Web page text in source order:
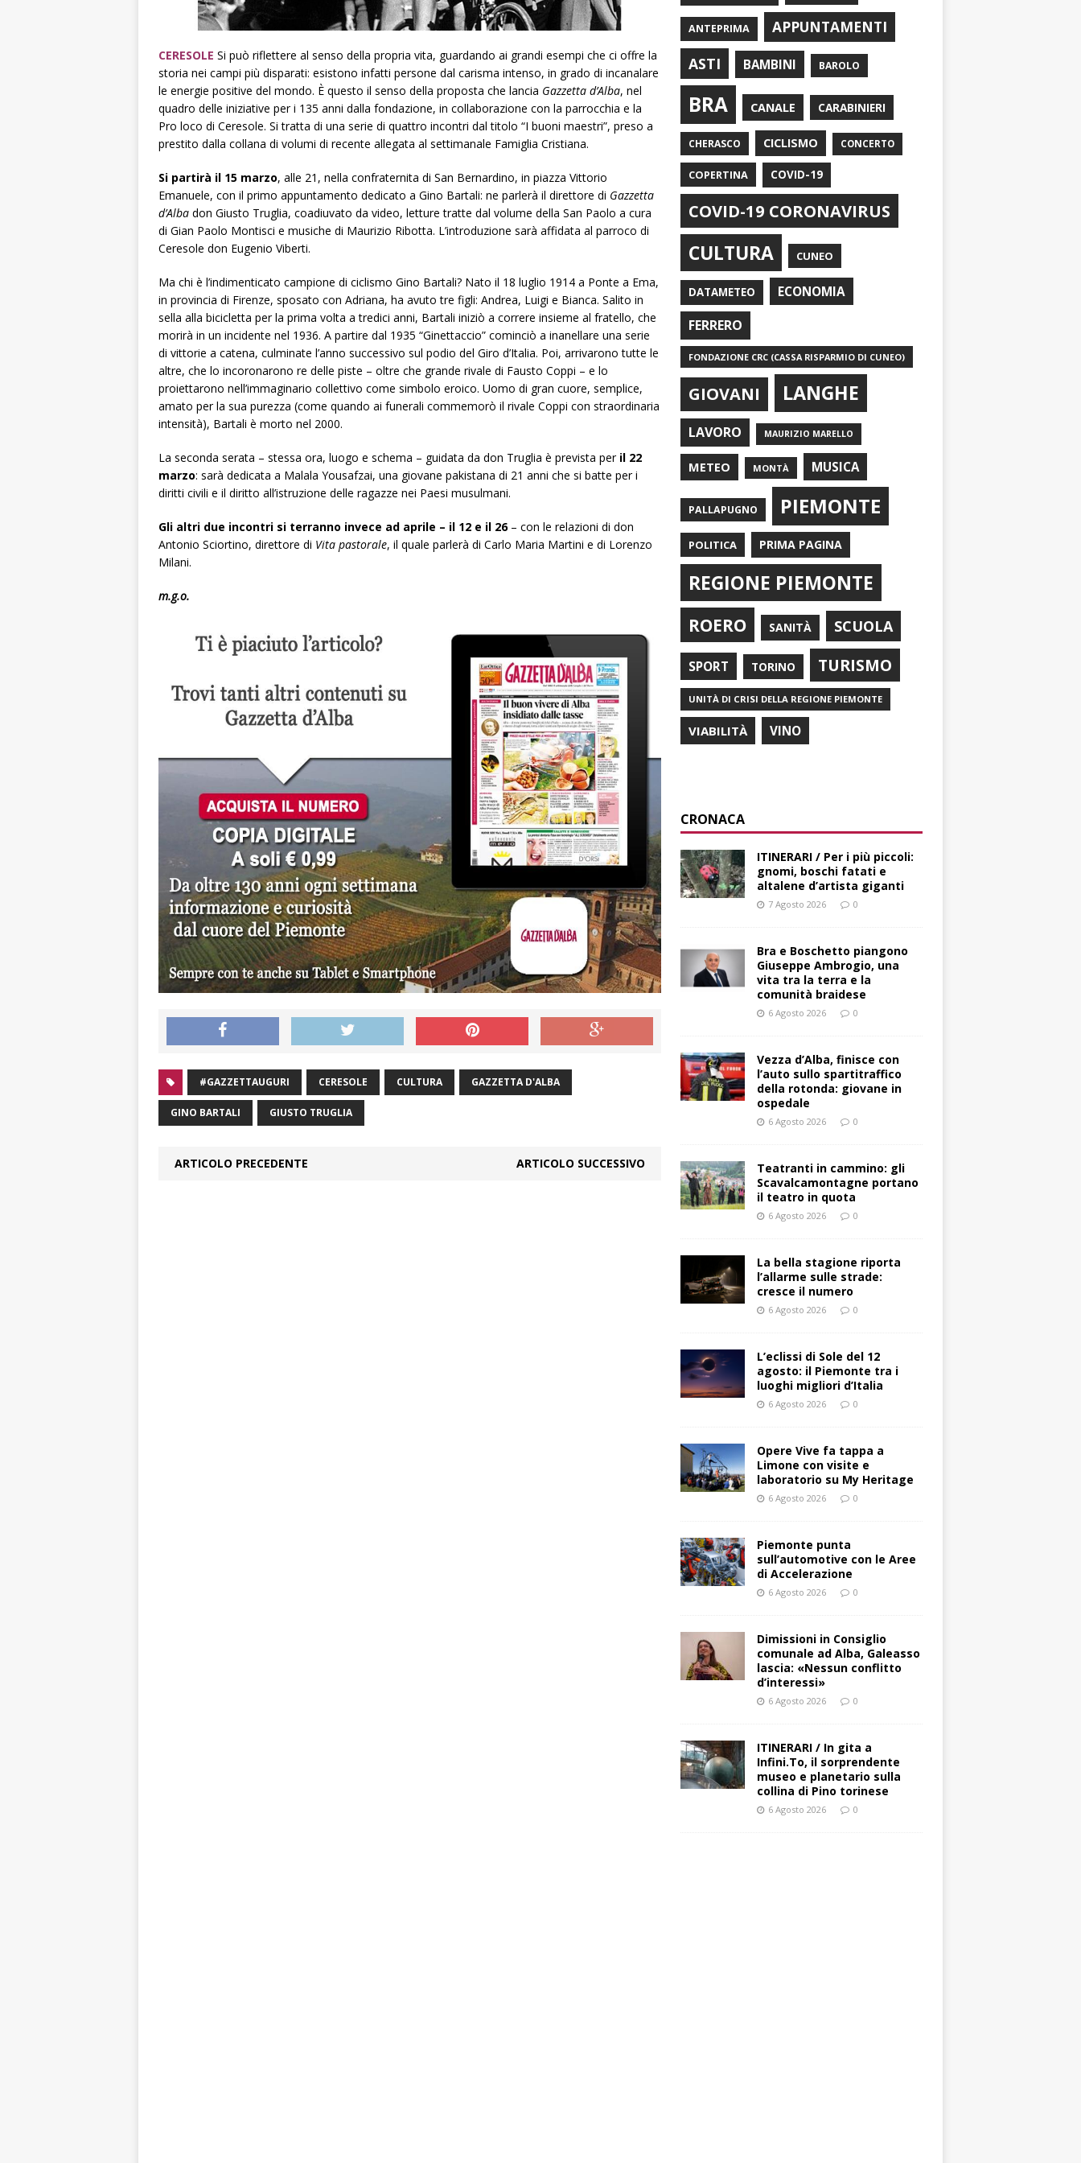
CERESOLE Si può riflettere al senso della propria vita, guardando ai grandi esempi che ci offre la
storia nei campi più disparati: esistono infatti persone dal carisma intenso, in grado di incanalare
le energie positive del mondo. È questo il senso della proposta che lancia Gazzetta d’Alba, nel
quadro delle iniziative per i 135 anni dalla fondazione, in collaborazione con la parrocchia e la
Pro loco di Ceresole. Si tratta di una serie di quattro incontri dal titolo “I buoni maestri”, preso a
prestito dalla collana di volumi di recente allegata al settimanale Famiglia Cristiana.
Si partirà il 15 marzo, alle 21, nella confraternita di San Bernardino, in piazza Vittorio
Emanuele, con il primo appuntamento dedicato a Gino Bartali: ne parlerà il direttore di Gazzetta
d’Alba don Giusto Truglia, coadiuvato da video, letture tratte dal volume della San Paolo a cura
di Gian Paolo Montisci e musiche di Maurizio Ribotta. L’introduzione sarà affidata al parroco di
Ceresole don Eugenio Viberti.
Ma chi è l’indimenticato campione di ciclismo Gino Bartali? Nato il 18 luglio 1914 a Ponte a Ema,
in provincia di Firenze, sposato con Adriana, ha avuto tre figli: Andrea, Luigi e Bianca. Salito in
sella alla bicicletta per la prima volta a tredici anni, Bartali iniziò a correre insieme al fratello, che
morirà in un incidente nel 1936. A partire dal 1935 “Ginettaccio” cominciò a inanellare una serie
di vittorie a catena, culminate l’anno successivo sul podio del Giro d’Italia. Poi, arrivarono tutte le
altre, che lo incoronarono re delle piste – oltre che grande rivale di Fausto Coppi – e lo
proiettarono nell’immaginario collettivo come simbolo eroico. Uomo di gran cuore, semplice,
amato per la sua purezza (come quando ai funerali commemorò il rivale Coppi con straordinaria
intensità), Bartali è morto nel 2000.
La seconda serata – stessa ora, luogo e schema – guidata da don Truglia è prevista per il 22
marzo: sarà dedicata a Malala Yousafzai, una giovane pakistana di 21 anni che si batte per i
diritti civili e il diritto all’istruzione delle ragazze nei Paesi musulmani.
Gli altri due incontri si terranno invece ad aprile – il 12 e il 26– con le relazioni di don
Antonio Sciortino, direttore di Vita pastorale, il quale parlerà di Carlo Maria Martini e di Lorenzo
Milani.
m.g.o.
#GAZZETTAUGURI CERESOLE CULTURA GAZZETTA D'ALBA
GINO BARTALI GIUSTO TRUGLIA
ARTICOLO PRECEDENTE ARTICOLO SUCCESSIVO
ANTEPRIMA
APPUNTAMENTI
ASTI
BAMBINI BAROLO
BRA CANALE CARABINIERI
CHERASCO CICLISMO CONCERTO
COPERTINA COVID-19
COVID-19 CORONAVIRUS
CULTURA CUNEO
DATAMETEO ECONOMIA
FERRERO
FONDAZIONE CRC (CASSA RISPARMIO DI CUNEO)
GIOVANI LANGHE
LAVORO MAURIZIO MARELLO
METEO MONTÀ MUSICA
PALLAPUGNO PIEMONTE
POLITICA PRIMA PAGINA
REGIONE PIEMONTE
ROERO SANITÀ SCUOLA
SPORT TORINO TURISMO
UNITÀ DI CRISI DELLA REGIONE PIEMONTE
VIABILITÀ VINO
CRONACA
ITINERARI / Per i più piccoli:
gnomi, boschi fatati e
altalene d’artista giganti
7 Agosto 2026 0
Bra e Boschetto piangono
Giuseppe Ambrogio, una
vita tra la terra e la
comunità braidese
6 Agosto 2026 0
Vezza d’Alba, finisce con
l’auto sullo spartitraffico
della rotonda: giovane in
ospedale
6 Agosto 2026 0
Teatranti in cammino: gli
Scavalcamontagne portano
il teatro in quota
6 Agosto 2026 0
La bella stagione riporta
l’allarme sulle strade:
cresce il numero
6 Agosto 2026 0
L’eclissi di Sole del 12
agosto: il Piemonte tra i
luoghi migliori d’Italia
6 Agosto 2026 0
Opere Vive fa tappa a
Limone con visite e
laboratorio su My Heritage
6 Agosto 2026 0
Piemonte punta
sull’automotive con le Aree
di Accelerazione
6 Agosto 2026 0
Dimissioni in Consiglio
comunale ad Alba, Galeasso
lascia: «Nessun conflitto
d’interessi»
6 Agosto 2026 0
ITINERARI / In gita a
Infini.To, il sorprendente
museo e planetario sulla
collina di Pino torinese
6 Agosto 2026 0